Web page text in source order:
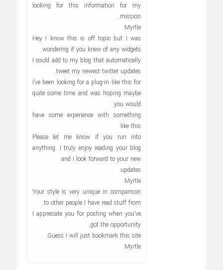
looking for this information for my
mission.
Myrtle
Hey I know this is off topic but I was
wondering if you knew of any widgets
I could add to my blog that automatically
tweet my newest twitter updates.
I’ve been looking for a plug-in like this for
quite some time and was hoping maybe
you would
have some experience with something
like this.
Please let me know if you run into
anything. I truly enjoy reading your blog
and I look forward to your new
updates.
Myrtle
Your style is very unique in comparison
to other people I have read stuff from.
I appreciate you for posting when you’ve
got the opportunity,
Guess I will just bookmark this site.
Myrtle